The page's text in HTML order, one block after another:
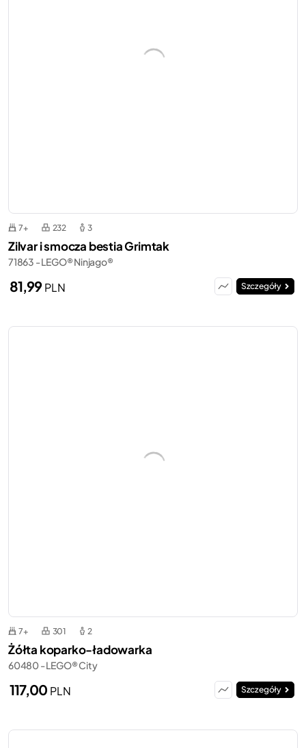
7+ 232 3
Zilvar i smocza bestia Grimtak
71863 - LEGO® Ninjago®
81,99PLN Szczegóły
7+ 301 2
Żółta koparko-ładowarka
60480 - LEGO® City
117,00 PLN Szczegóły